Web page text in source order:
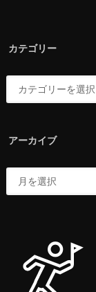
カテゴリー
アーカイブ